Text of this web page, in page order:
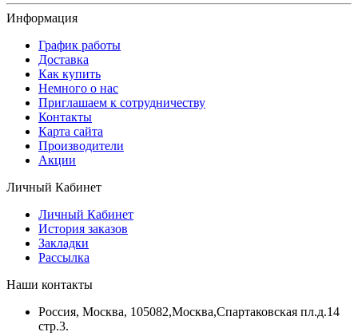
Информация
График работы
Доставка
Как купить
Немного о нас
Приглашаем к сотрудничеству
Контакты
Карта сайта
Производители
Акции
Личный Кабинет
Личный Кабинет
История заказов
Закладки
Рассылка
Наши контакты
Россия, Москва, 105082,Москва,Спартаковская пл.д.14
стр.3.